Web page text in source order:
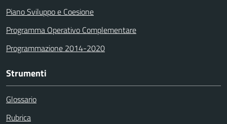
Piano Sviluppo e Coesione
Programma Operativo Complementare
Programmazione 2014-2020
Strumenti
Glossario
Rubrica